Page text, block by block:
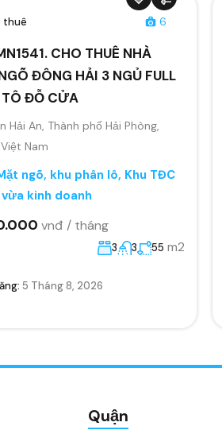
thuê 6
CHO THUÊ NHÀ
ĐÔNG HẢI 3 NGỦ FULL
ĐỖ CỬA
Hải An, Thành phố Hải Phòng,
Nam
ngõ, khu phân lô, Khu TĐC
kinh doanh
vnđ / tháng
3 3 55 m2
5 Tháng 8, 2026
Quận